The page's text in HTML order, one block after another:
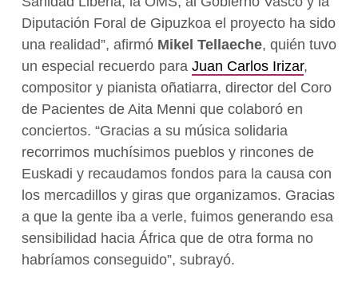
Diputación Foral de Gipuzkoa el proyecto ha sido
una realidad”, afirmó Mikel Tellaeche, quién tuvo
un especial recuerdo para Juan Carlos Irizar,
compositor y pianista oñatiarra, director del Coro
de Pacientes de Aita Menni que colaboró en
conciertos. “Gracias a su música solidaria
recorrimos muchísimos pueblos y rincones de
Euskadi y recaudamos fondos para la causa con
los mercadillos y giras que organizamos. Gracias
a que la gente iba a verle, fuimos generando esa
sensibilidad hacia África que de otra forma no
habríamos conseguido”, subrayó.